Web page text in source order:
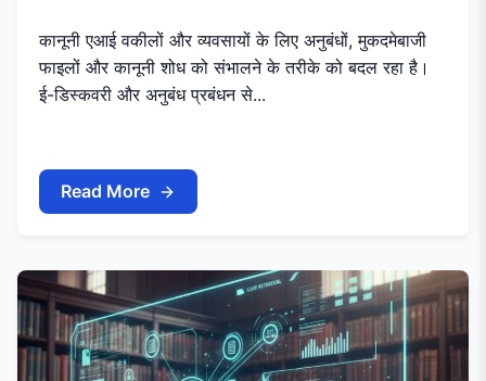
कानूनी एआई वकीलों और व्यवसायों के लिए अनुबंधों, मुकदमेबाजी
फाइलों और कानूनी शोध को संभालने के तरीके को बदल रहा है।
ई-डिस्कवरी और अनुबंध प्रबंधन से...
Read More